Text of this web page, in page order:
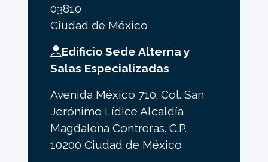
03810
Ciudad de México
Edificio Sede Alterna y
Salas Especializadas
Avenida México 710. Col. San
Jerónimo Lídice Alcaldía
Magdalena Contreras. C.P.
10200 Ciudad de México